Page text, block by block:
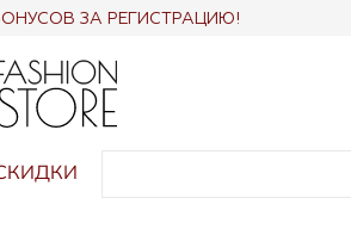
ЗА РЕГИСТРАЦИЮ!